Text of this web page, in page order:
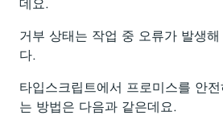
거부 상태는 작업 중 오류가 발생
다.
타입스크립트에서 프로미스를 안
는 방법은 다음과 같은데요.